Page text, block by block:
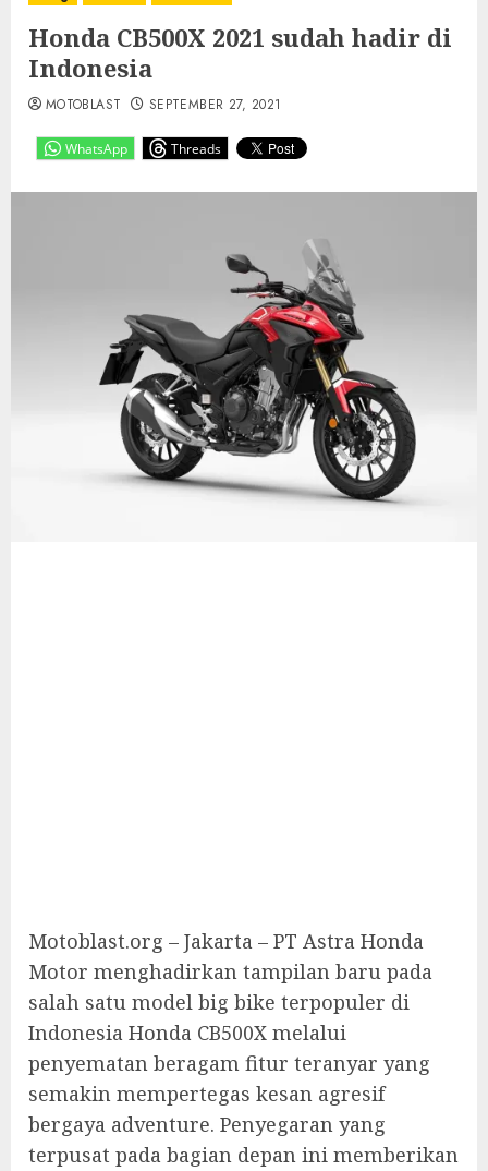
Honda CB500X 2021 sudah hadir di
Indonesia
WhatsApp Threads
MOTOBLAST SEPTEMBER 27, 2021
Motoblast.org – Jakarta – PT Astra Honda
Motor menghadirkan tampilan baru pada
salah satu model big bike terpopuler di
Indonesia Honda CB500X melalui
penyematan beragam fitur teranyar yang
semakin mempertegas kesan agresif
bergaya adventure. Penyegaran yang
terpusat pada bagian depan ini memberikan